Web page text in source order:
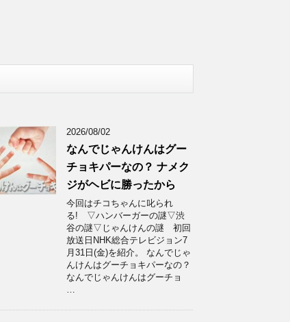
2026/08/02
なんでじゃんけんはグー
チョキパーなの？ ナメク
ジがヘビに勝ったから
今回はチコちゃんに叱られ
る! ▽ハンバーガーの謎▽渋
谷の謎▽じゃんけんの謎 初回
放送日NHK総合テレビジョン7
月31日(金)を紹介。 なんでじゃ
んけんはグーチョキパーなの？
なんでじゃんけんはグーチョ
…